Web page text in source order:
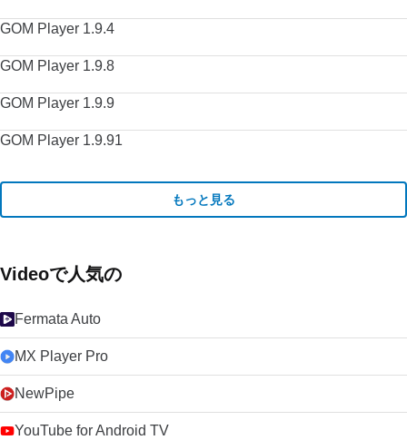
GOM Player 1.9.4
GOM Player 1.9.8
GOM Player 1.9.9
GOM Player 1.9.91
もっと見る
Videoで人気の
Fermata Auto
MX Player Pro
NewPipe
YouTube for Android TV